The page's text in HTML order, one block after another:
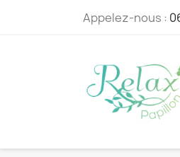
Appelez-nous :